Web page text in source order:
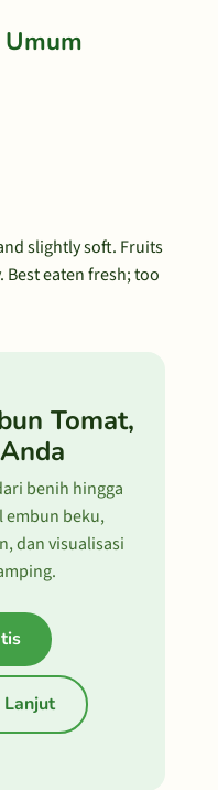
slightly soft. Fruits
Best eaten fresh; too
Tomat,
benih hingga
embun beku,
dan visualisasi
Lanjut